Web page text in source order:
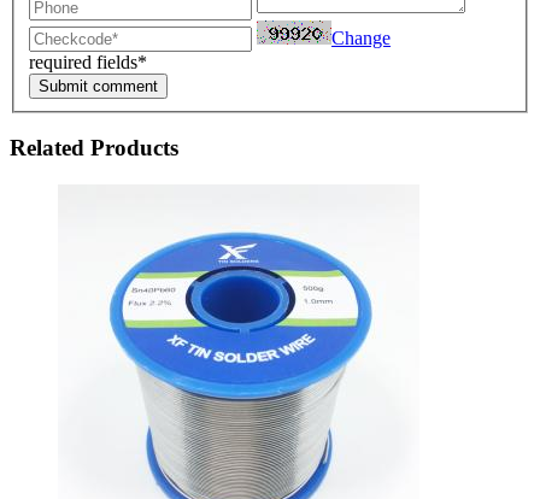
Change
required fields*
Submit comment
Related Products